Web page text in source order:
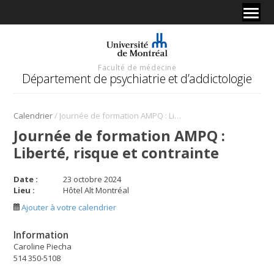
Faculté de médecine
Département de psychiatrie et d’addictologie
Calendrier/ Journée de formation AMPQ : Liberté, risque et contrainte
Journée de formation AMPQ :
Liberté, risque et contrainte
Date :
23 octobre 2024
Lieu :
Hôtel Alt Montréal
Ajouter à votre calendrier
Information
Caroline Piecha
514 350-5108